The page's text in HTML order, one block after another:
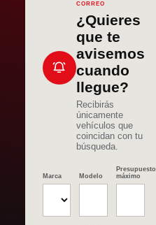
CORREO
¿Quieres
que te
avisemos
cuando
llegue?
Recibirás
únicamente
vehículos que
coincidan con tu
búsqueda.
Marca Modelo
Presupuesto
máximo